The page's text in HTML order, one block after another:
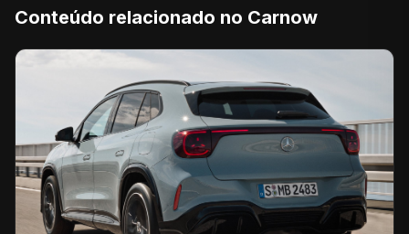
Conteúdo relacionado no Carnow